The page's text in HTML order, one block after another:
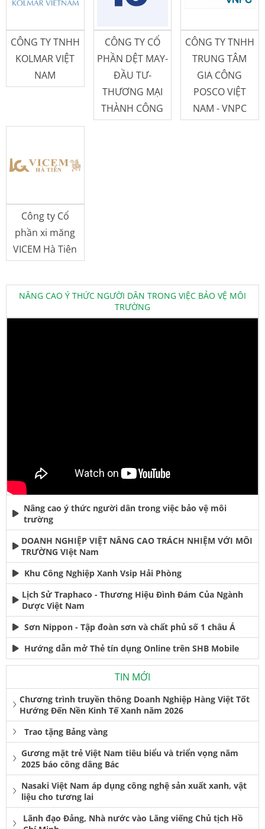
CÔNG TY TNHH
KOLMAR VIỆT
NAM
CÔNG TY CỔ
PHẦN DỆT MAY-
ĐẦU TƯ-
THƯƠNG MẠI
THÀNH CÔNG
CÔNG TY TNHH
TRUNG TÂM
GIA CÔNG
POSCO VIỆT
NAM - VNPC
Công ty Cổ
phần xi măng
VICEM Hà Tiên
NÂNG CAO Ý THỨC NGƯỜI DÂN TRONG VIỆC BẢO VỆ MÔI
TRƯỜNG
Nâng cao ý thức người dân trong việc bảo vệ môi
trường
DOANH NGHIỆP VIỆT NÂNG CAO TRÁCH NHIỆM VỚI MÔI
TRƯỜNG VIệt Nam
Khu Công Nghiệp Xanh Vsip Hải Phòng
Lịch Sử Traphaco - Thương Hiệu Đình Đám Của Ngành
Dược Việt Nam
Sơn Nippon - Tập đoàn sơn và chất phủ số 1 châu Á
Hướng dẫn mở Thẻ tín dụng Online trên SHB Mobile
TIN MỚI
Chương trình truyền thông Doanh Nghiệp Hàng Việt Tốt
Hướng Đến Nền Kinh Tế Xanh năm 2026
Trao tặng Bảng vàng
Gương mặt trẻ Việt Nam tiêu biểu và triển vọng năm
2025 báo công dâng Bác
Nasaki Việt Nam áp dụng công nghệ sản xuất xanh, vật
liệu cho tương lai
Lãnh đạo Đảng, Nhà nước vào Lăng viếng Chủ tịch Hồ